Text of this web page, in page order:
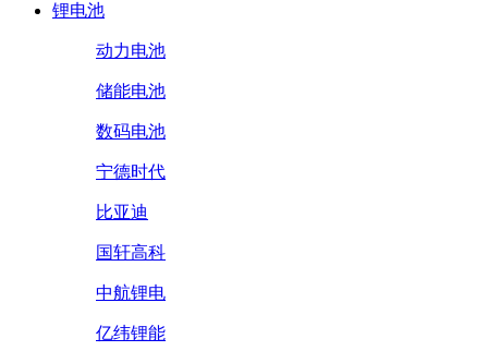
锂电池
动力电池
储能电池
数码电池
宁德时代
比亚迪
国轩高科
中航锂电
亿纬锂能